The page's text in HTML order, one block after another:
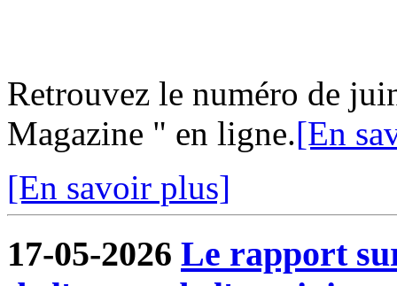
Retrouvez le numéro de
Magazine " en ligne.[En
[En savoir plus]
17-05-2026 Le rapport